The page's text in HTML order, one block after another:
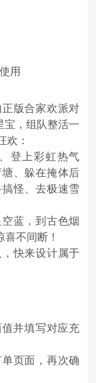
用
正版合家欢派对
宝，组队整活一
欢：
登上彩虹热气
、躲在掩体后
怪、去极速雪
蓝，到古色烟
不间断！
快来设计属于
并填写对应充
页面，再次确